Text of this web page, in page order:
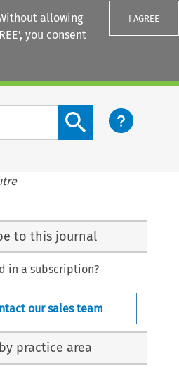
allowing
you consent
I AGREE
Search content button
to this journal
in a subscription?
our sales team
practice area